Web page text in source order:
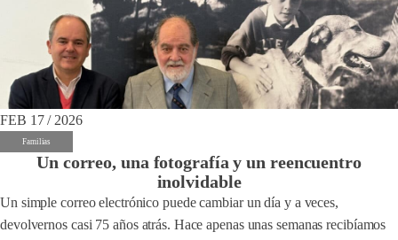
FEB 17 / 2026
Familias
Un correo, una fotografía y un reencuentro
inolvidable
Un simple correo electrónico puede cambiar un día y a veces,
devolvernos casi 75 años atrás. Hace apenas unas semanas recibíamos